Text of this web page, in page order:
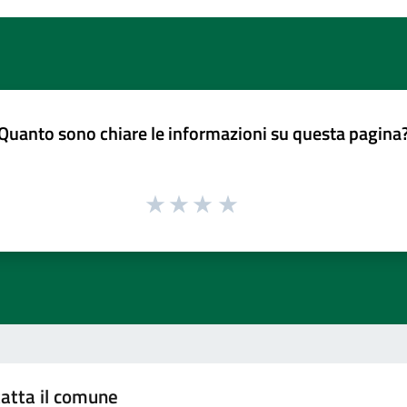
sono chiare le informazioni su questa
il comune